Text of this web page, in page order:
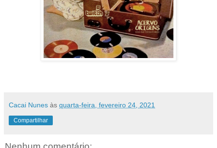
Cacai Nunes às quarta-feira, fevereiro 24, 2021
Compartilhar